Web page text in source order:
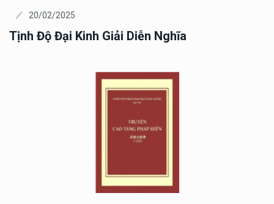
20/02/2025
Tịnh Độ Đại Kinh Giải Diễn Nghĩa